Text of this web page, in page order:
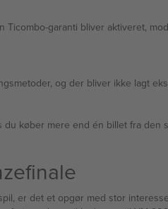
garanti bliver aktiveret,
og der bliver ikke lagt
køber mere end én billet fra den
er det et opgør med stor